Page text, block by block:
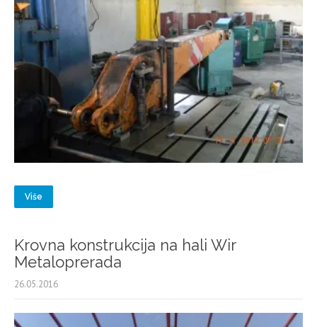
Više
Krovna konstrukcija na hali Wir
Metaloprerada
26.05.2016